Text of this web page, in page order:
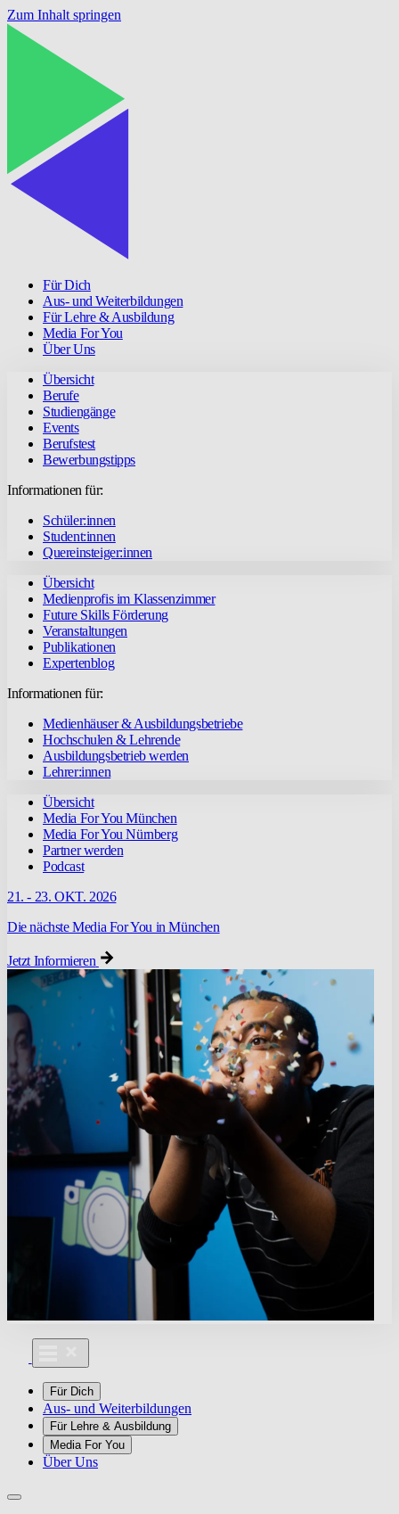
Zum Inhalt springen
Für Dich
Aus- und Weiterbildungen
Für Lehre & Ausbildung
Media For You
Über Uns
Übersicht
Berufe
Studiengänge
Events
Berufstest
Bewerbungstipps
Informationen für:
Schüler:innen
Student:innen
Quereinsteiger:innen
Übersicht
Medienprofis im Klassenzimmer
Future Skills Förderung
Veranstaltungen
Publikationen
Expertenblog
Informationen für:
Medienhäuser & Ausbildungsbetriebe
Hochschulen & Lehrende
Ausbildungsbetrieb werden
Lehrer:innen
Übersicht
Media For You München
Media For You Nürnberg
Partner werden
Podcast
21. - 23. OKT. 2026
Die nächste Media For You in München
Jetzt Informieren
Für Dich
Aus- und Weiterbildungen
Für Lehre & Ausbildung
Media For You
Über Uns